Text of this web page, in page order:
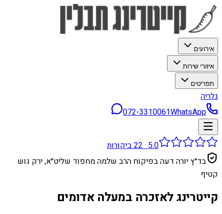
אירועים
איזורי שירות
תפריטים
גלריה
072-3310061WhatsApp
5.0
·
22ביקורות
בד״ץ יורה דעה בפיקוח הרב שלמה מחפוד שליט״א, ירק גוש
קטיף
קייטרינג לאזכרה במעלה אדומים